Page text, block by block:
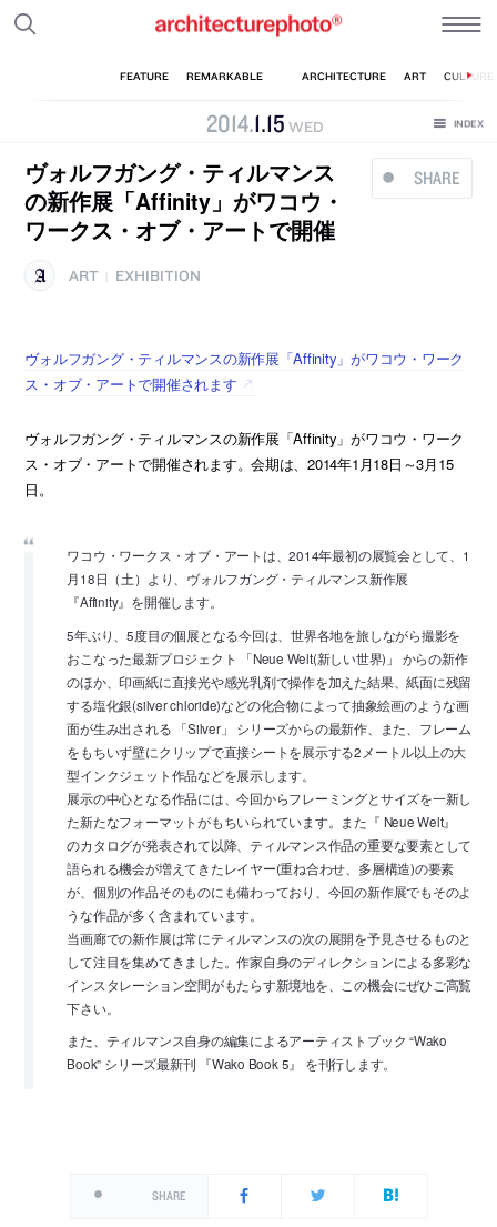
2014.1.15 WED
SHARE
ヴォルフガング・ティルマンス
の新作展「Affinity」がワコウ・
ワークス・オブ・アートで開催
ART EXHIBITION
ヴォルフガング・ティルマンスの新作展「Affinity」がワコウ・ワーク
ス・オブ・アートで開催されます
ヴォルフガング・ティルマンスの新作展「Affinity」がワコウ・ワーク
ス・オブ・アートで開催されます。会期は、2014年1月18日～3月15
日。
ワコウ・ワークス・オブ・アートは、2014年最初の展覧会として、1
月18日（土）より、ヴォルフガング・ティルマンス新作展
『Affinity』を開催します。
5年ぶり、5度目の個展となる今回は、世界各地を旅しながら撮影を
おこなった最新プロジェクト 「Neue Welt(新しい世界)」 からの新作
のほか、印画紙に直接光や感光乳剤で操作を加えた結果、紙面に残留
する塩化銀(silver chloride)などの化合物によって抽象絵画のような画
面が生み出される 「Silver」 シリーズからの最新作、また、フレーム
をもちいず壁にクリップで直接シートを展示する2メートル以上の大
型インクジェット作品などを展示します。
展示の中心となる作品には、今回からフレーミングとサイズを一新し
た新たなフォーマットがもちいられています。また『 Neue Welt』
のカタログが発表されて以降、ティルマンス作品の重要な要素として
語られる機会が増えてきたレイヤー(重ね合わせ、多層構造)の要素
が、個別の作品そのものにも備わっており、今回の新作展でもそのよ
うな作品が多く含まれています。
当画廊での新作展は常にティルマンスの次の展開を予見させるものと
して注目を集めてきました。作家自身のディレクションによる多彩な
インスタレーション空間がもたらす新境地を、この機会にぜひご高覧
下さい。
また、ティルマンス自身の編集によるアーティストブック “Wako
Book” シリーズ最新刊 『Wako Book 5』 を刊行します。
SHARE